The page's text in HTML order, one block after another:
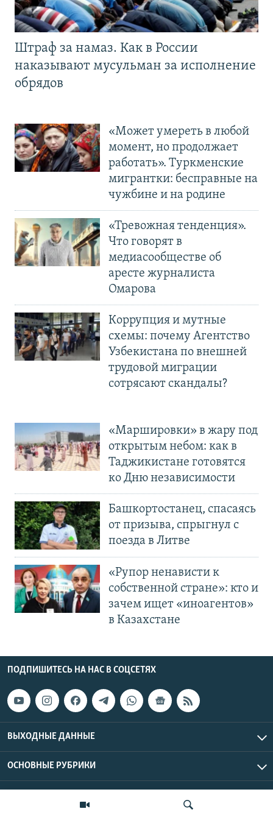
Штраф за намаз. Как в России
наказывают мусульман за исполнение
обрядов
«Может умереть в любой
момент, но продолжает
работать». Туркменские
мигрантки: бесправные на
чужбине и на родине
«Тревожная тенденция».
Что говорят в
медиасообществе об
аресте журналиста
Омарова
Коррупция и мутные
схемы: почему Агентство
Узбекистана по внешней
трудовой миграции
сотрясают скандалы?
«Маршировки» в жару под
открытым небом: как в
Таджикистане готовятся
ко Дню независимости
Башкортостанец, спасаясь
от призыва, спрыгнул с
поезда в Литве
«Рупор ненависти к
собственной стране»: кто и
зачем ищет «иноагентов»
в Казахстане
ПОДПИШИТЕСЬ НА НАС В СОЦСЕТЯХ
ВЫХОДНЫЕ ДАННЫЕ
ОСНОВНЫЕ РУБРИКИ